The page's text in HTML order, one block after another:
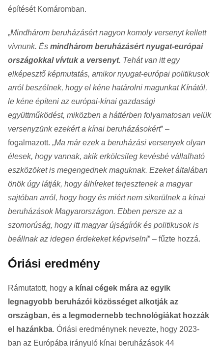
építését Komáromban.
„Mindhárom beruházásért nagyon komoly versenyt kellett
vívnunk. És mindhárom beruházásért nyugat-európai
országokkal vívtuk a versenyt. Tehát van itt egy
elképesztő képmutatás, amikor nyugat-európai politikusok
arról beszélnek, hogy el kéne határolni magunkat Kínától,
le kéne építeni az európai-kínai gazdasági
együttműködést, miközben a háttérben folyamatosan velük
versenyzünk ezekért a kínai beruházásokért” –
fogalmazott. „Ma már ezek a beruházási versenyek olyan
élesek, hogy vannak, akik erkölcsileg kevésbé vállalható
eszközöket is megengednek maguknak. Ezeket általában
önök úgy látják, hogy álhíreket terjesztenek a magyar
sajtóban arról, hogy hogy és miért nem sikerülnek a kínai
beruházások Magyarországon. Ebben persze az a
szomorúság, hogy itt magyar újságírók és politikusok is
beállnak az idegen érdekeket képviselni” – fűzte hozzá.
Óriási eredmény
Rámutatott, hogy a kínai cégek mára az egyik
legnagyobb beruházói közösséget alkotják az
országban, és a legmodernebb technológiákat hozzák
el hazánkba. Óriási eredménynek nevezte, hogy 2023-
ban az Európába irányuló kínai beruházások 44